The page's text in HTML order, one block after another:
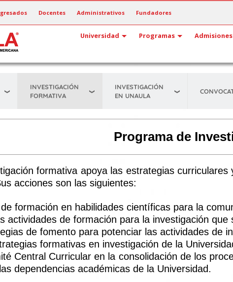
Docentes Administrativos Fundadores
Universidad Programas Admisiones
INVESTIGACIÓN
FORMATIVA
INVESTIGACIÓN
EN UNAULA
Programa de
formativa apoya las estrategias
acciones son las siguientes:
formación en habilidades científicas para la
actividades de formación para la investigación
de fomento para potenciar las actividades de
formativas en investigación de la
Central Curricular en la consolidación de los
dependencias académicas de la Universidad.